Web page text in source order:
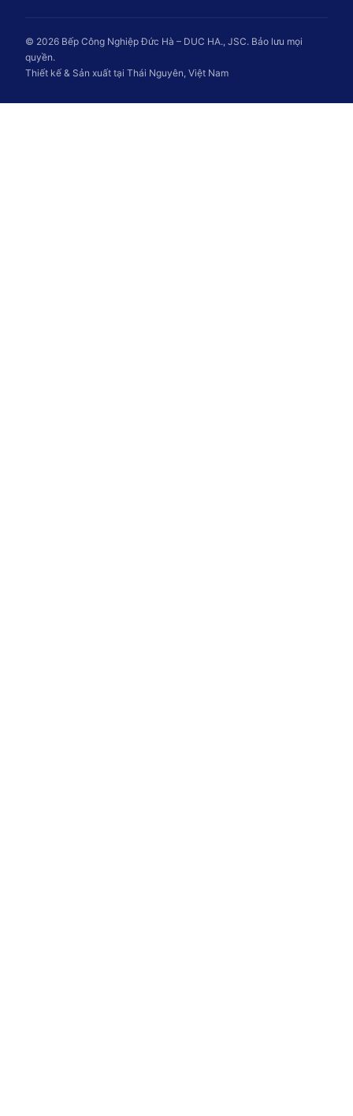
© 2026 Bếp Công Nghiệp Đức Hà – DUC HA., JSC. Bảo lưu mọi
quyền.
Thiết kế & Sản xuất tại Thái Nguyên, Việt Nam